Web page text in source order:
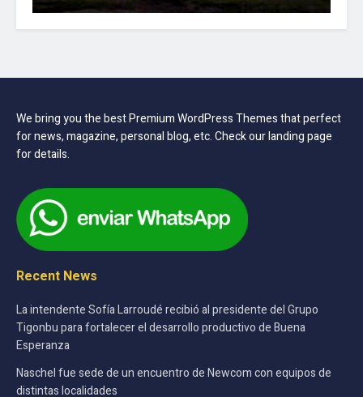
We bring you the best Premium WordPress Themes that perfect
for news, magazine, personal blog, etc. Check our landing page
for details.
Recent News
La intendente Sofía Larroudé recibió al presidente del Grupo
Tigonbu para fortalecer el desarrollo productivo de Buena
Esperanza
Naschel fue sede de un encuentro de Newcom con equipos de
distintas localidades